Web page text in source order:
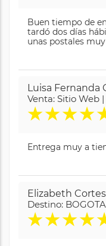
Buen tiempo de
tardó dos días
unas postales
Luisa Fernanda
Venta: Sitio Web
★★★★
Entrega muy a
Elizabeth Cortes
Destino:
★★★★